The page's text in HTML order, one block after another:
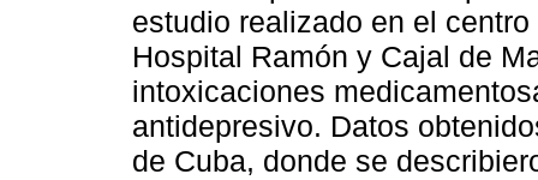
estudio realizado en el
Hospital Ramón y Cajal de
intoxicaciones
antidepresivo. Datos
de Cuba, donde se